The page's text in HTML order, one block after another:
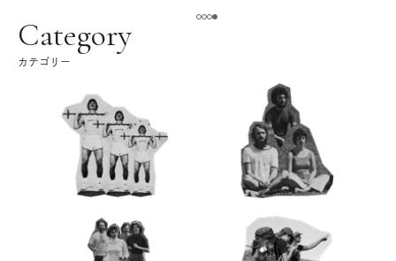
Category
カテゴリー